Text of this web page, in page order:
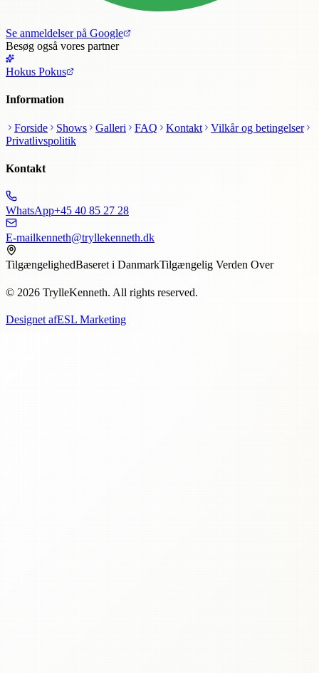
Se anmeldelser på Google
Besøg også vores partner
Hokus Pokus
Information
Forside Shows Galleri FAQ Kontakt
Vilkår og betingelser
Privatlivspolitik
Kontakt
WhatsApp+45 40 85 27 28
E-mailkenneth@tryllekenneth.dk
TilgængelighedBaseret i DanmarkTilgængelig Verden Over
© 2026 TrylleKenneth. All rights reserved.
Designet afESL Marketing